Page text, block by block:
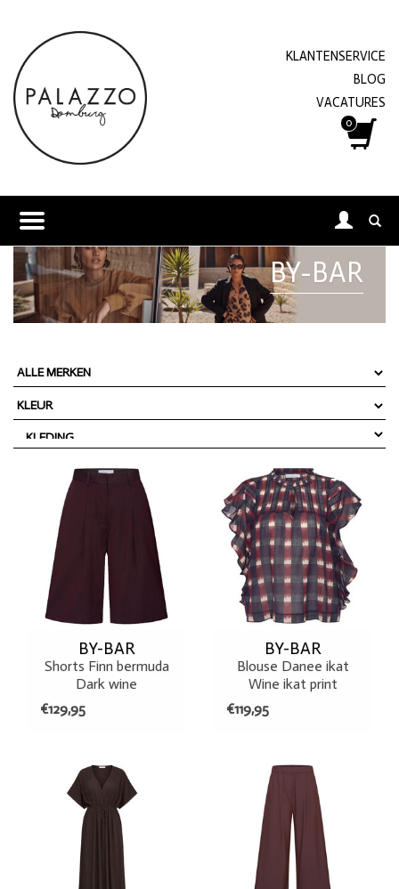
KLANTENSERVICE
BLOG
VACATURES
0
BY-BAR
BY-BAR
Shorts Finn bermuda
Dark wine
€129,95
BY-BAR
Blouse Danee ikat
Wine ikat print
€119,95